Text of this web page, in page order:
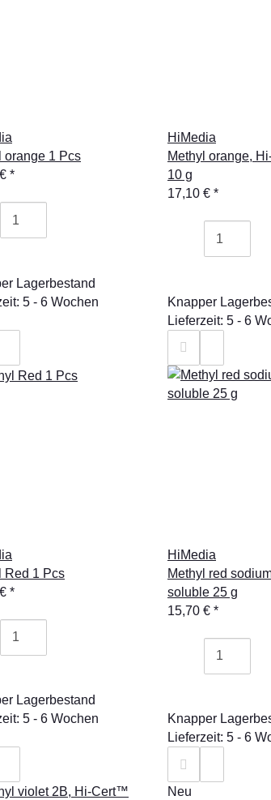
orange 1 Pcs
*
Lagerbestand
5 - 6 Wochen
HiMedia
Methyl orange,
10 g
17,10 € *
Knapper
Lieferzeit: 5 - 6
Red 1 Pcs
*
Lagerbestand
5 - 6 Wochen
HiMedia
Methyl red
soluble 25 g
15,70 € *
Knapper
Lieferzeit: 5 - 6
Neu